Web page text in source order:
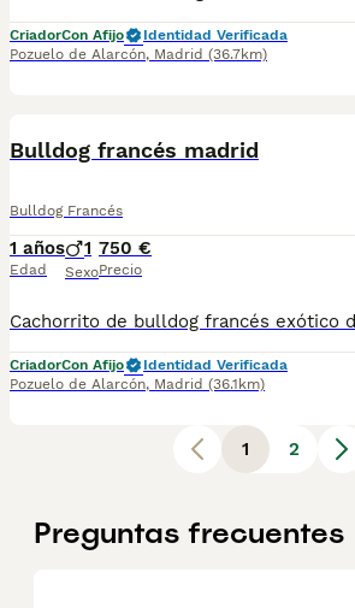
CriadorCon Afijo
Identidad Verificada
Pozuelo de Alarcón, Madrid (36.7km)
Bulldog francés madrid
Bulldog Francés
1 años
Edad
1
Sexo
750 €
Precio
CriadorCon Afijo
Identidad Verificada
Pozuelo de Alarcón, Madrid (36.1km)
1 2
Preguntas frecuentes